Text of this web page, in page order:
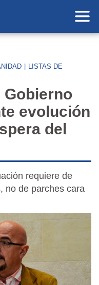
LISTAS DE
Gobierno
evolución
del
requiere de
no de parches cara